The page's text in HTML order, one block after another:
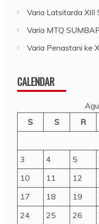
Varia Latsitarda XIII
Varia MTQ
Varia Penastani ke
CALENDAR
S
S R
3
4 5
10
11 12
17
18 19
24
25 26